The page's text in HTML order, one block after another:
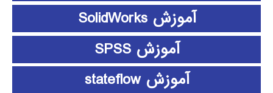
آموزش SolidWorks
آموزش SPSS
آموزش stateflow